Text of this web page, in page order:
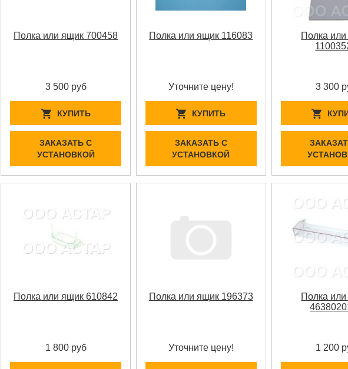
Полка или ящик 700458
3 500 руб
КУПИТЬ
ЗАКАЗАТЬ С
УСТАНОВКОЙ
Полка или ящик 116083
Уточните цену!
КУПИТЬ
ЗАКАЗАТЬ С
УСТАНОВКОЙ
Полка
3 300
Полка или ящик 610842
1 800 руб
Полка или ящик 196373
Уточните цену!
Полка
1 200